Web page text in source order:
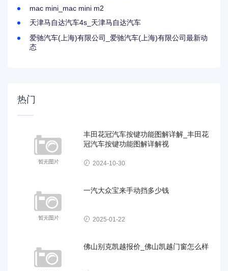
mac mini_mac mini m2
天津马自达汽车4s_天津马自达汽车
爱驰汽车(上海)有限公司_爱驰汽车(上海)有限公司最新动
态
热门
丰田花冠汽车按键功能图解详解_丰田花
冠汽车按键功能图解详解视
2024-10-30
一汽大众宝来手动挡多少钱
2025-01-22
佛山别克凯越报价_佛山凯越门窗怎么样